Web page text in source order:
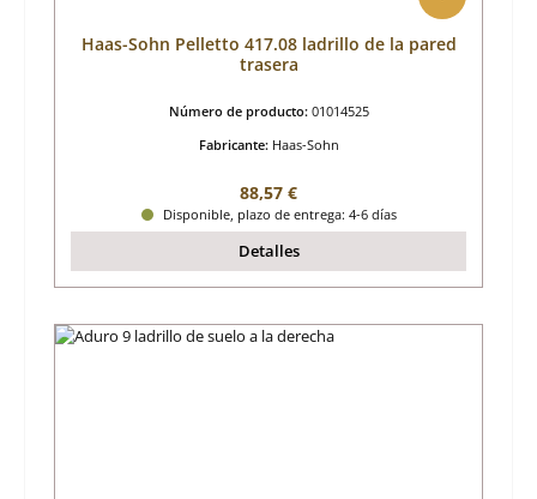
Haas-Sohn Pelletto 417.08 ladrillo de la pared
trasera
Número de producto: 01014525
Fabricante: Haas-Sohn
Precio normal:
88,57 €
Disponible, plazo de entrega: 4-6 días
Detalles